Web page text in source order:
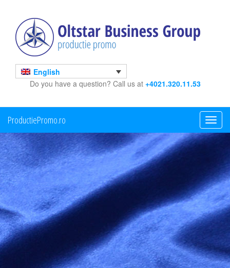
English
Do you have a question? Call us at +4021.320.11.53
Toggle
ProductiePromo.ro